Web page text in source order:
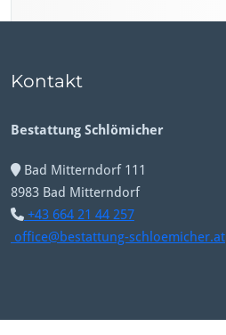
Kontakt
Bestattung Schlömicher
Bad Mitterndorf 111
8983 Bad Mitterndorf
+43 664 21 44 257
office@bestattung-schloemicher.at